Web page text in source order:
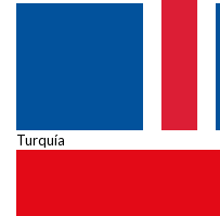
Turquía